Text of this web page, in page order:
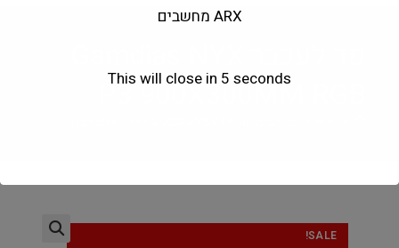
P3 900X300MM RGB
SALE!
ARX מחשבים
This will close in 4 seconds